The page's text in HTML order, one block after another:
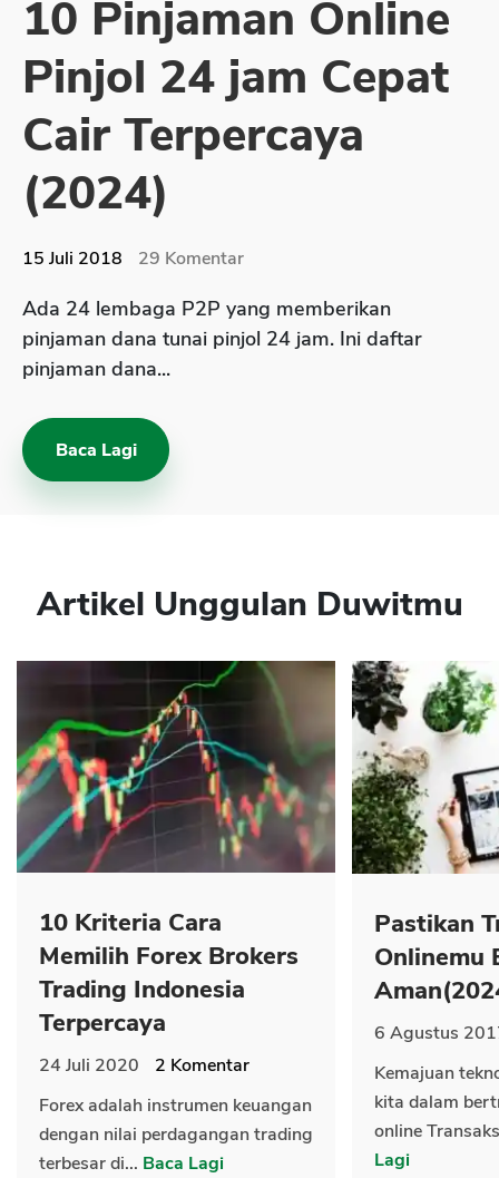
Sekuritas Saham
Bank Digital
Crypto
Assets Crypto
Exchange
Asuransi Kesehatan
Asuransi Syariah
10 Pinjaman Online
Pinjol 24 jam Cepat
Cair Terpercaya
(2024)
15 Juli 2018 29 Komentar
Ada 24 lembaga P2P yang memberikan
pinjaman dana tunai pinjol 24 jam. Ini daftar
pinjaman dana...
Baca Lagi
Artikel Unggulan Duwitmu
10 Kriteria Cara
Memilih Forex Brokers
Trading Indonesia
Terpercaya
24 Juli 2020 2 Komentar
Forex adalah instrumen keuangan
dengan nilai perdagangan trading
terbesar di... Baca Lagi
Pastikan
Onlinemu
6 Agustus
Kemajuan
kita dalam
online
Lagi